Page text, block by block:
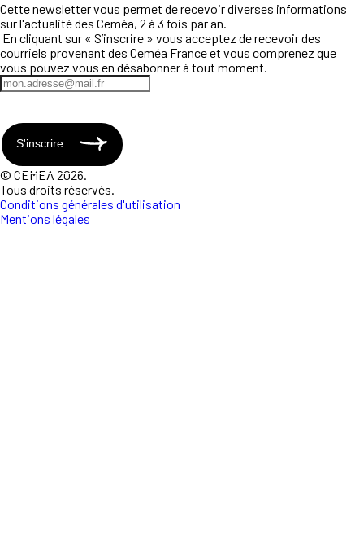
Cette newsletter vous permet de recevoir diverses informations
sur l'actualité des Ceméa, 2 à 3 fois par an.
En cliquant sur « S’inscrire » vous acceptez de recevoir des
courriels provenant des Ceméa France et vous comprenez que
vous pouvez vous en désabonner à tout moment.
S'inscrire
© CEMEA 2026.
Tous droits réservés.
Conditions générales d'utilisation
Mentions légales